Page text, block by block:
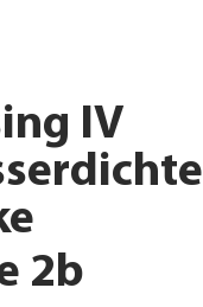
IV
2b